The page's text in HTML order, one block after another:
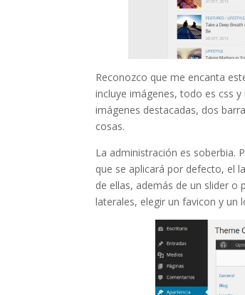
Reconozco que me encanta
incluye imágenes, todo es css
imágenes destacadas, dos
cosas.
La administración es soberbia.
que se aplicará por defecto, el
de ellas, además de un slider o
laterales, elegir un favicon y un